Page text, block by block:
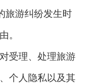
旅游纠纷发生时
。
受理、处理旅游
个人隐私以及其